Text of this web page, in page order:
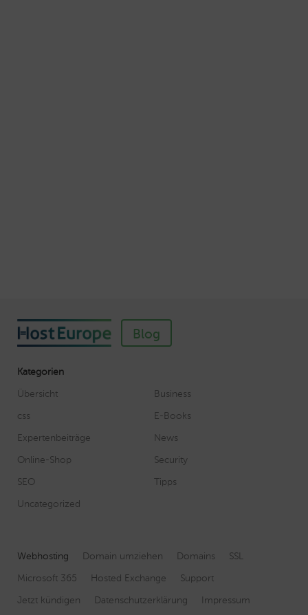
Blog
Kategorien
Übersicht
Business
css
E-Books
Expertenbeiträge
News
Online-Shop
Security
SEO
Tipps
Uncategorized
Webhosting Domain umziehen Domains
SSL
Microsoft 365
Hosted Exchange
Support
Jetzt kündigen
Datenschutzerklärung Impressum